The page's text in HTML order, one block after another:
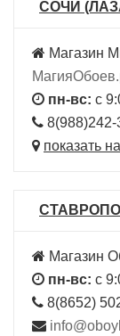
СОЧИ
Магазин
пн-вс: с
8(988)242-
показать
Магазин
пн-вс: с
8(8652)